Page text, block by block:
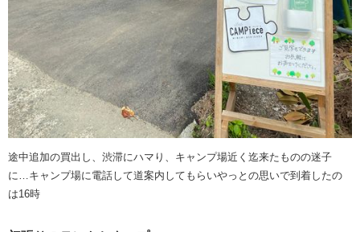
途中追加の買出し、渋滞にハマり、キャンプ場近く迄来たものの迷子
に…キャンプ場に電話して道案内してもらいやっとの思いで到着したの
は16時